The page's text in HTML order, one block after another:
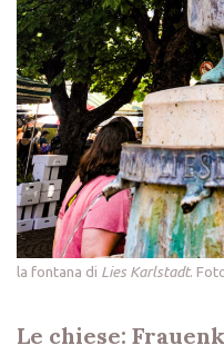
la fontana di Lies Karlstadt.
Le chiese: